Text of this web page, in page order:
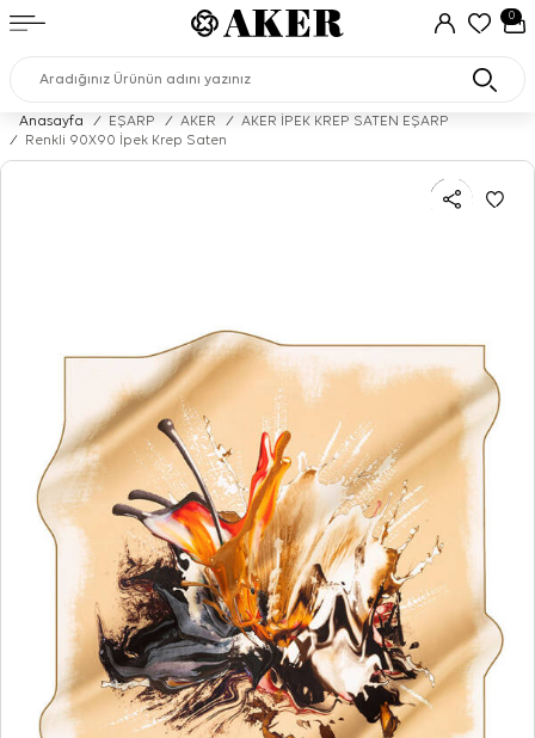
0
Anasayfa / EŞARP / AKER /
AKER İPEK KREP SATEN EŞARP
/
Renkli 90X90 İpek Krep Saten